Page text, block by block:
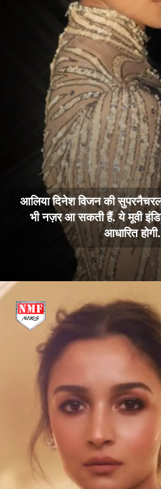
आलिया दिनेश विजन की सुपरनैचरल
भी नज़र आ सकती हैं. ये मूवी
आधारित होगी.